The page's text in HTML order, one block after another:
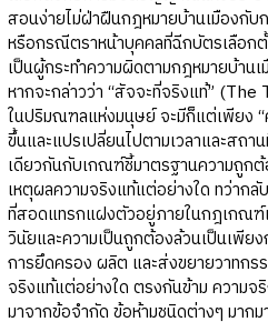
สอนง่ายไม่ฝ่าฝืนกฎหมายบ้านเมืองกับ
หรือกรณีตราหน้าบุคคลที่ฉีกบัตรเลือก
เป็นผู้กระทำความผิดตามกฎหมายบ้าน
หากจะกล่าวว่า “สัจจะที่จริงแท้” (The
ในปริมณฑลแห่งมนุษย์ จะมีก็แต่เพียง
ขึ้นและแปรเปลี่ยนไปตามเวลาและสถ
เดียวกันกับเกณฑ์ชี้มาตรฐานความถูกต้
เหตุผลความจริงแท้แต่อย่างใด ทว่ากลั
ที่สอดแทรกแฝงตัวอยู่ภายในกฎเกณฑ์เ
วินัยและความเป็นถูกต้องล้วนเป็นเพีย
การยึดครอง ผลิต และส่งขยายวาทกร
จริงแท้แต่อย่างใด ตรงกันข้าม ความจ
มาจากข้อจำกัด ข้อห้ามชนิดต่างๆ มาก